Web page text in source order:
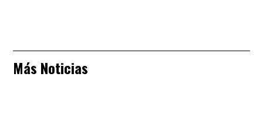
Más Noticias